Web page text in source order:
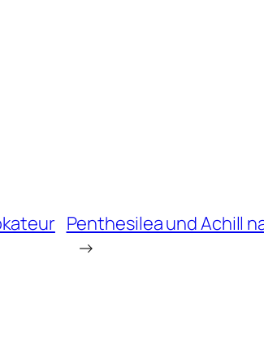
Penthesilea und Achill
→